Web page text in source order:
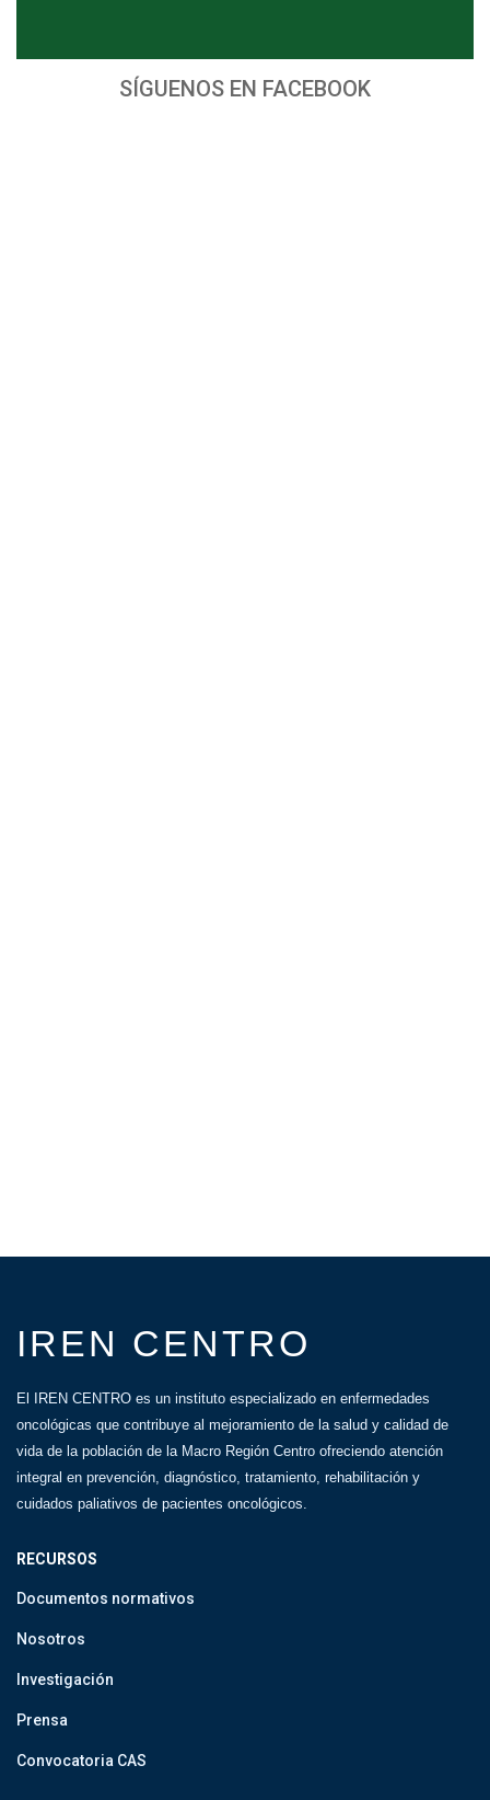
SÍGUENOS EN FACEBOOK
IREN CENTRO
El IREN CENTRO es un instituto especializado en enfermedades
oncológicas que contribuye al mejoramiento de la salud y calidad de
vida de la población de la Macro Región Centro ofreciendo atención
integral en prevención, diagnóstico, tratamiento, rehabilitación y
cuidados paliativos de pacientes oncológicos.
RECURSOS
Documentos normativos
Nosotros
Investigación
Prensa
Convocatoria CAS